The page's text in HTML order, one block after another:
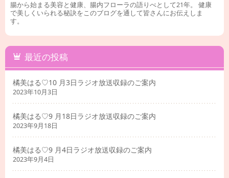
腸から始まる美容と健康、腸内フローラの語りべとして21年。 健康
で美しくいられる秘訣をこのブログを通して皆さんにお伝えしま
す。
最近の投稿
橘美はる♡10 月3日ラジオ放送収録のご案内
2023年10月3日
橘美はる♡9 月18日ラジオ放送収録のご案内
2023年9月18日
橘美はる♡9 月4日ラジオ放送収録のご案内
2023年9月4日